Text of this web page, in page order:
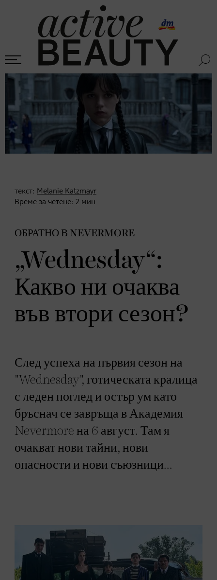
текст: Melanie Katzmayr
Време за четене: 2 мин
ОБРАТНО В NEVERMORE
„Wednesday“:
Какво ни очаква
във втори сезон?
След успеха на първия сезон на
"Wednesday", готическата кралица
с леден поглед и остър ум като
бръснач се завръща в Академия
Nevermore на 6 август. Там я
очакват нови тайни, нови
опасности и нови съюзници...